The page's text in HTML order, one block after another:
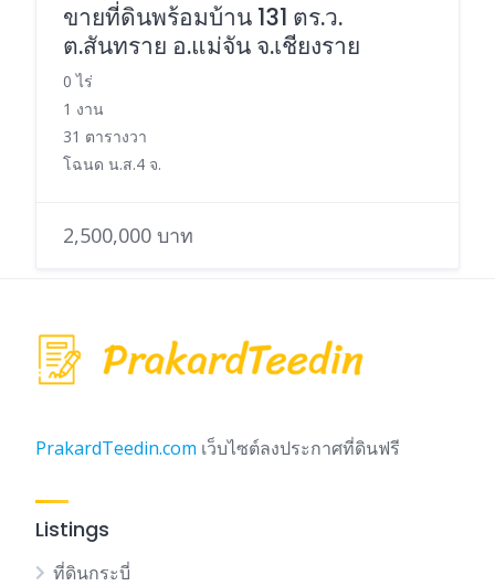
ขายที่ดินพร้อมบ้าน 131 ตร.ว.
ต.สันทราย อ.แม่จัน จ.เชียงราย
0 ไร่
1 งาน
31 ตารางวา
โฉนด น.ส.4 จ.
2,500,000 บาท
PrakardTeedin.com เว็บไซต์ลงประกาศที่ดินฟรี
Listings
ที่ดินกระบี่